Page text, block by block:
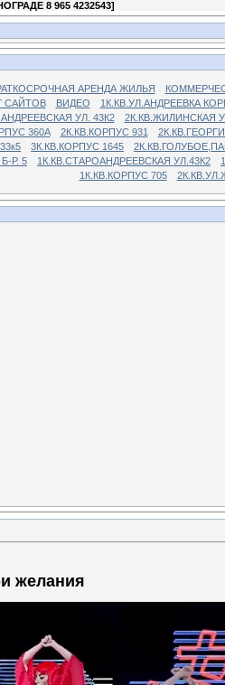
8 965 4232543]
АРЕНДА ЖИЛЬЯ
САЙТОВ ВИДЕО
1К.КВ.УЛ.АНДРЕЕВКА
УЛ. 43К2
2К.КВ.ЖИЛИНСКАЯ
360А 2К.КВ.КОРПУС 931
3К.КВ.КОРПУС 1645
Р. 5
1К.КВ.СТАРОАНДРЕЕВСКАЯ УЛ.43К2
1К.КВ.КОРПУС 705
желания